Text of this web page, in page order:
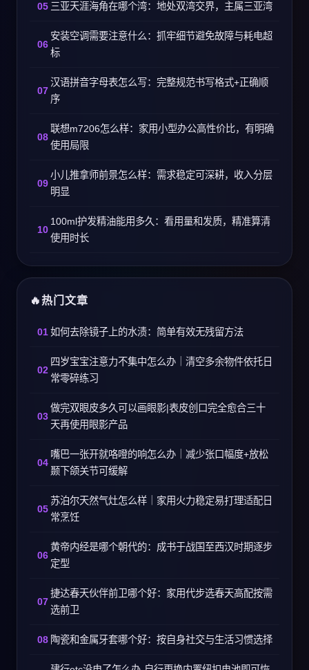
三亚天涯海角在哪个湾：地处双湾交界，主属三亚湾
安装空调需要注意什么：抓牢细节避免故障与耗电超
标
汉语拼音字母表怎么写：完整规范书写格式+正确顺
序
联想m7206怎么样：家用小型办公高性价比，有明确
使用局限
小儿推拿师前景怎么样：需求稳定可深耕，收入分层
明显
100ml护发精油能用多久：看用量和发质，精准算清
使用时长
热门文章
如何去除镜子上的水渍：简单有效无残留方法
四岁宝宝注意力不集中怎么办｜清空多余物件依托日
常零碎练习
做完双眼皮多久可以画眼影|表皮创口完全愈合三十
天再使用眼影产品
嘴巴一张开就咯噔的响怎么办｜减少张口幅度+放松
颞下颌关节可缓解
苏泊尔天然气灶怎么样｜家用火力稳定易打理适配日
常烹饪
黄帝内经是哪个朝代的：成书于战国至西汉时期逐步
定型
捷达春天伙伴前卫哪个好：家用代步选春天高配按需
选前卫
陶瓷和金属牙套哪个好：按自身社交与生活习惯选择